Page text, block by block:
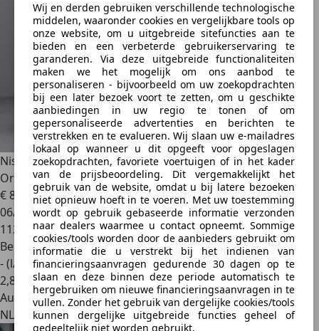
Wij en derden gebruiken verschillende technologische
middelen, waaronder cookies en vergelijkbare tools op
onze website, om u uitgebreide sitefuncties aan te
bieden en een verbeterde gebruikerservaring te
garanderen. Via deze uitgebreide functionaliteiten
maken we het mogelijk om ons aanbod te
personaliseren - bijvoorbeeld om uw zoekopdrachten
bij een later bezoek voort te zetten, om u geschikte
aanbiedingen in uw regio te tonen of om
gepersonaliseerde advertenties en berichten te
verstrekken en te evalueren. Wij slaan uw e-mailadres
lokaal op wanneer u dit opgeeft voor opgeslagen
zoekopdrachten, favoriete voertuigen of in het kader
van de prijsbeoordeling. Dit vergemakkelijkt het
gebruik van de website, omdat u bij latere bezoeken
niet opnieuw hoeft in te voeren. Met uw toestemming
wordt op gebruik gebaseerde informatie verzonden
naar dealers waarmee u contact opneemt. Sommige
cookies/tools worden door de aanbieders gebruikt om
informatie die u verstrekt bij het indienen van
financieringsaanvragen gedurende 30 dagen op te
slaan en deze binnen deze periode automatisch te
hergebruiken om nieuwe financieringsaanvragen in te
vullen. Zonder het gebruik van dergelijke cookies/tools
kunnen dergelijke uitgebreide functies geheel of
gedeeltelijk niet worden gebruikt.
Nissan Pulsar1.2 DIG-T N-Vision
Org.NL|360°camera|Trekhaak|Clim
€ 8.950
06/2017
112.036 km
Benzine
- (l/100 km)
2,8
Autobedrijf
NL 1641 LD